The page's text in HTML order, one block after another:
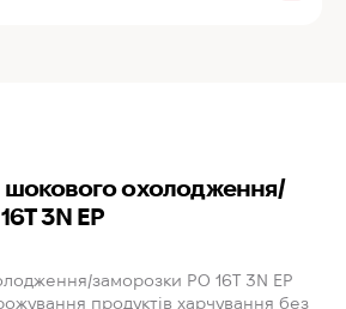
охолодження/
3N EP
заморозки PO 16T 3N EP
продуктів харчування без